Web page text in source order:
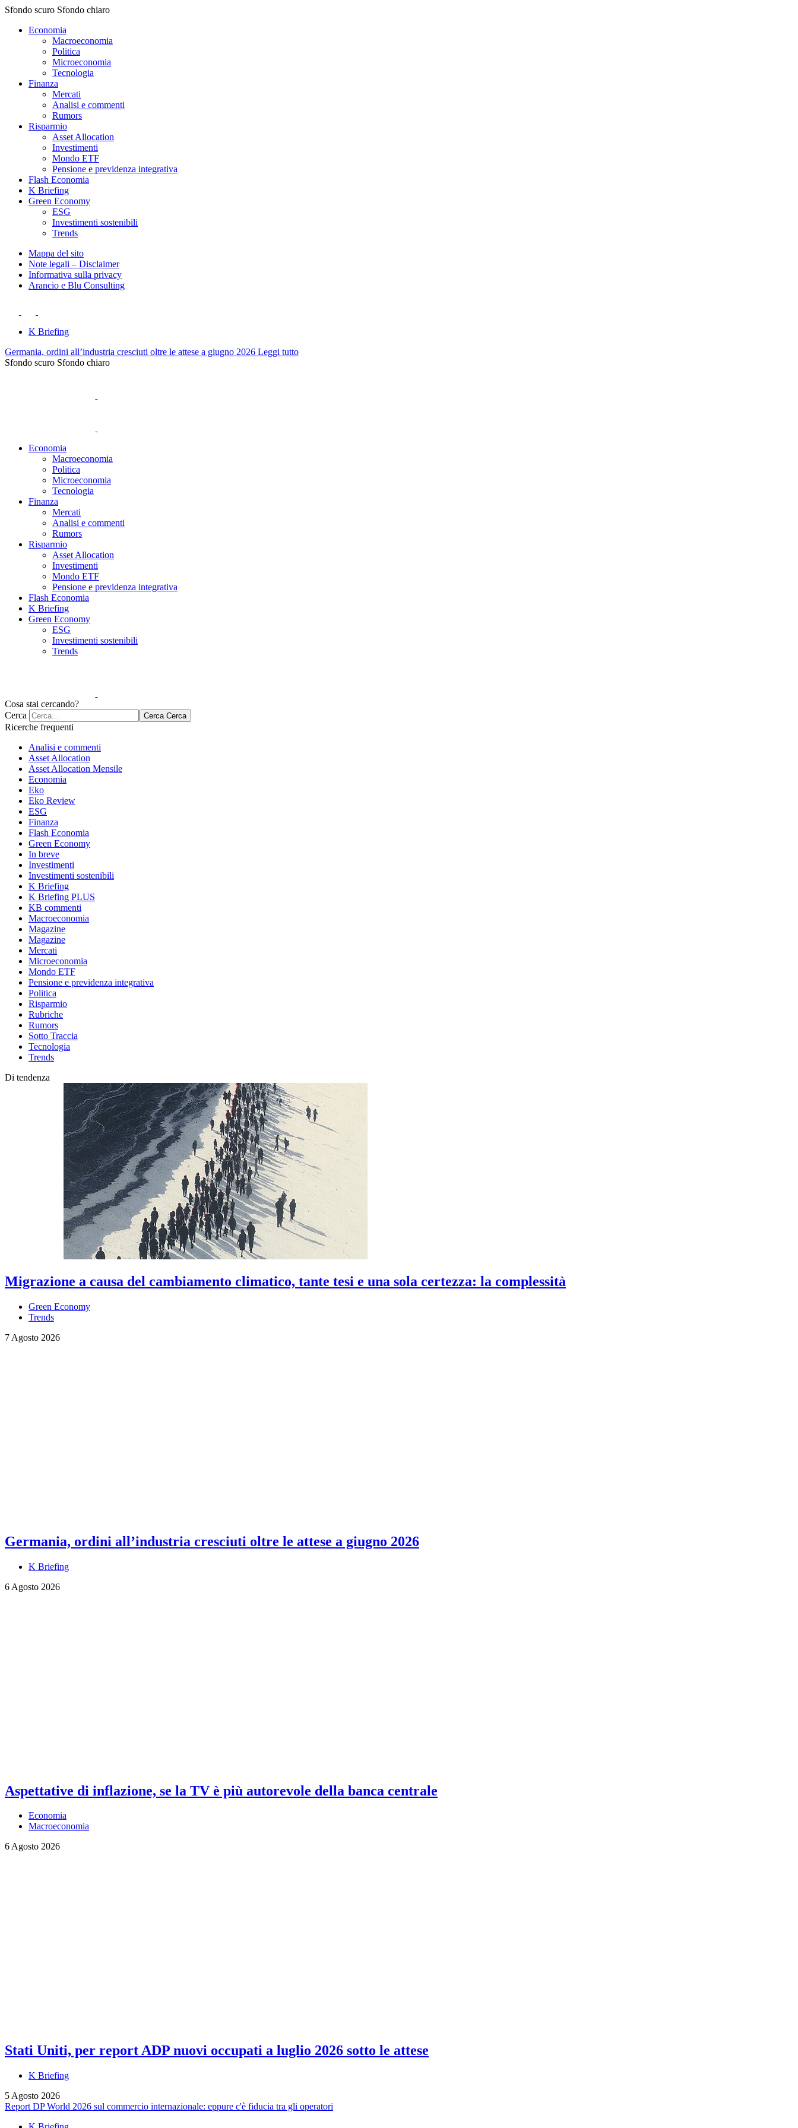
Sfondo scuro Sfondo chiaro
Economia
Macroeconomia
Politica
Microeconomia
Tecnologia
Finanza
Mercati
Analisi e commenti
Rumors
Risparmio
Asset Allocation
Investimenti
Mondo ETF
Pensione e previdenza integrativa
Flash Economia
K Briefing
Green Economy
ESG
Investimenti sostenibili
Trends
Mappa del sito
Note legali – Disclaimer
Informativa sulla privacy
Arancio e Blu Consulting
K Briefing
Germania, ordini all’industria cresciuti oltre le attese a giugno 2026 Leggi tutto
Sfondo scuro Sfondo chiaro
Economia
Macroeconomia
Politica
Microeconomia
Tecnologia
Finanza
Mercati
Analisi e commenti
Rumors
Risparmio
Asset Allocation
Investimenti
Mondo ETF
Pensione e previdenza integrativa
Flash Economia
K Briefing
Green Economy
ESG
Investimenti sostenibili
Trends
Cosa stai cercando?
Cerca
Cerca Cerca
Ricerche frequenti
Analisi e commenti
Asset Allocation
Asset Allocation Mensile
Economia
Eko
Eko Review
ESG
Finanza
Flash Economia
Green Economy
In breve
Investimenti
Investimenti sostenibili
K Briefing
K Briefing PLUS
KB commenti
Macroeconomia
Magazine
Magazine
Mercati
Microeconomia
Mondo ETF
Pensione e previdenza integrativa
Politica
Risparmio
Rubriche
Rumors
Sotto Traccia
Tecnologia
Trends
Di tendenza
Migrazione a causa del cambiamento climatico, tante tesi e una sola certezza: la complessità
Green Economy
Trends
7 Agosto 2026
Germania, ordini all’industria cresciuti oltre le attese a giugno 2026
K Briefing
6 Agosto 2026
Aspettative di inflazione, se la TV è più autorevole della banca centrale
Economia
Macroeconomia
6 Agosto 2026
Stati Uniti, per report ADP nuovi occupati a luglio 2026 sotto le attese
K Briefing
5 Agosto 2026
Report DP World 2026 sul commercio internazionale: eppure c'è fiducia tra gli operatori